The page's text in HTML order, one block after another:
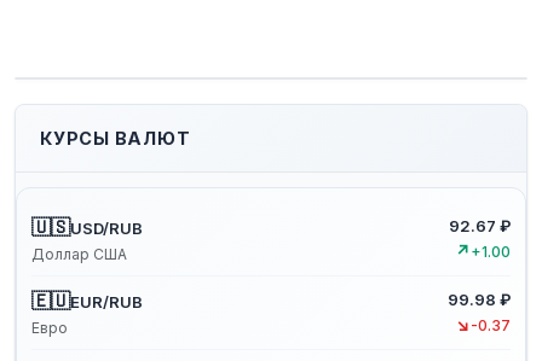
КУРСЫ ВАЛЮТ
🇺🇸USD/RUB
Доллар США
92.67 ₽
↗ +1.00
🇪🇺EUR/RUB
Евро
99.98 ₽
↘ -0.37